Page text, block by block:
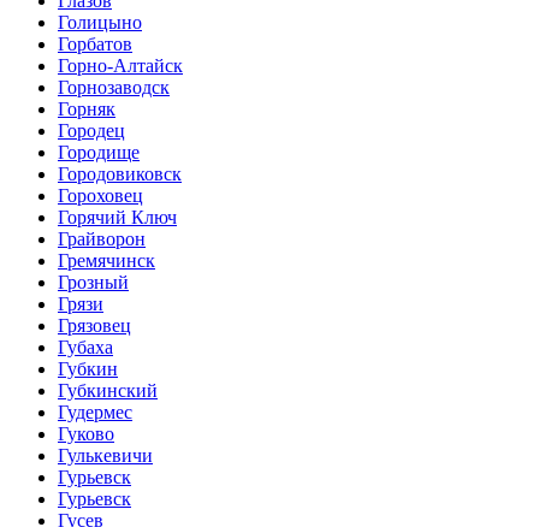
Голицыно
Горбатов
Горно-Алтайск
Горнозаводск
Горняк
Городец
Городище
Городовиковск
Гороховец
Горячий Ключ
Грайворон
Гремячинск
Грозный
Грязи
Грязовец
Губаха
Губкин
Губкинский
Гудермес
Гуково
Гулькевичи
Гурьевск
Гурьевск
Гусев